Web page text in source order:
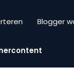
Blogger